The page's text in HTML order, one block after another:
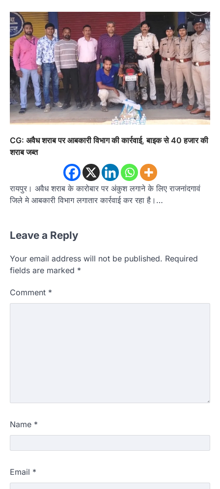
CG: अवैध शराब पर आबकारी विभाग की कार्रवाई, बाइक से 40 हजार की
शराब जब्त
रायपुर। अवैध शराब के कारोबार पर अंकुश लगाने के लिए राजनांदगावं
जिले मे आबकारी विभाग लगातार कार्रवाई कर रहा है।…
Leave a Reply
Your email address will not be published. Required
fields are marked *
Comment *
Name *
Email *